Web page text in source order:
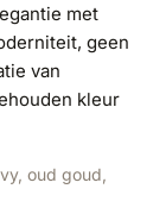
met
geen
van
kleur
oud goud,